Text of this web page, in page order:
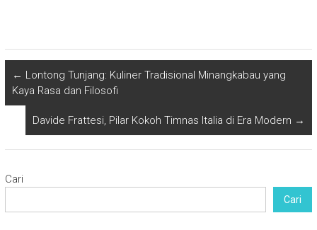
← Lontong Tunjang: Kuliner Tradisional Minangkabau yang
Kaya Rasa dan Filosofi
Davide Frattesi, Pilar Kokoh Timnas Italia di Era Modern →
Cari
Cari